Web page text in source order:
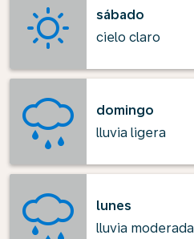
sábado
cielo claro
domingo
lluvia ligera
lunes
lluvia moderada